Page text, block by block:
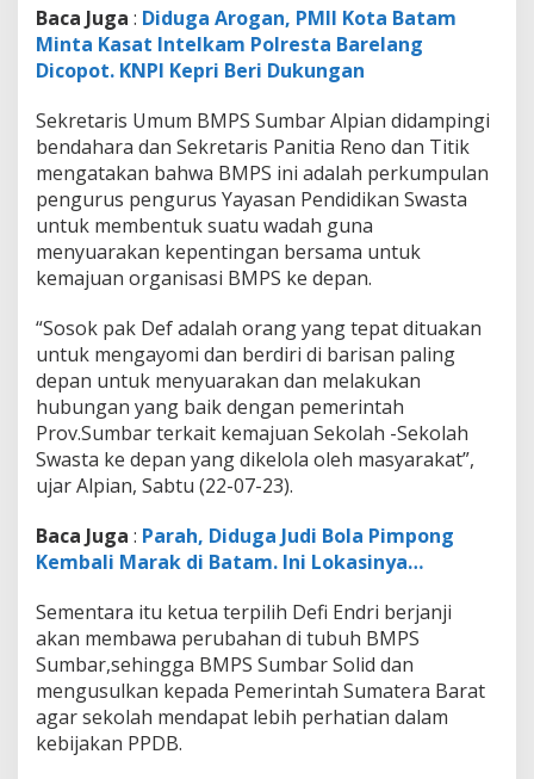
e
r
i
o
e
2
0
2
3
-
2
0
8
Baca Juga : Diduga Arogan, PMII Kota Batam
Minta Kasat Intelkam Polresta Barelang
Dicopot. KNPI Kepri Beri Dukungan
Sekretaris Umum BMPS Sumbar Alpian didampingi
bendahara dan Sekretaris Panitia Reno dan Titik
mengatakan bahwa BMPS ini adalah perkumpulan
pengurus pengurus Yayasan Pendidikan Swasta
untuk membentuk suatu wadah guna
menyuarakan kepentingan bersama untuk
kemajuan organisasi BMPS ke depan.
“Sosok pak Def adalah orang yang tepat dituakan
untuk mengayomi dan berdiri di barisan paling
depan untuk menyuarakan dan melakukan
hubungan yang baik dengan pemerintah
Prov.Sumbar terkait kemajuan Sekolah -Sekolah
Swasta ke depan yang dikelola oleh masyarakat”,
ujar Alpian, Sabtu (22-07-23).
Baca Juga : Parah, Diduga Judi Bola Pimpong
Kembali Marak di Batam. Ini Lokasinya…
Sementara itu ketua terpilih Defi Endri berjanji
akan membawa perubahan di tubuh BMPS
Sumbar,sehingga BMPS Sumbar Solid dan
mengusulkan kepada Pemerintah Sumatera Barat
agar sekolah mendapat lebih perhatian dalam
kebijakan PPDB.